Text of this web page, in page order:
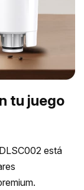
tu juego
está